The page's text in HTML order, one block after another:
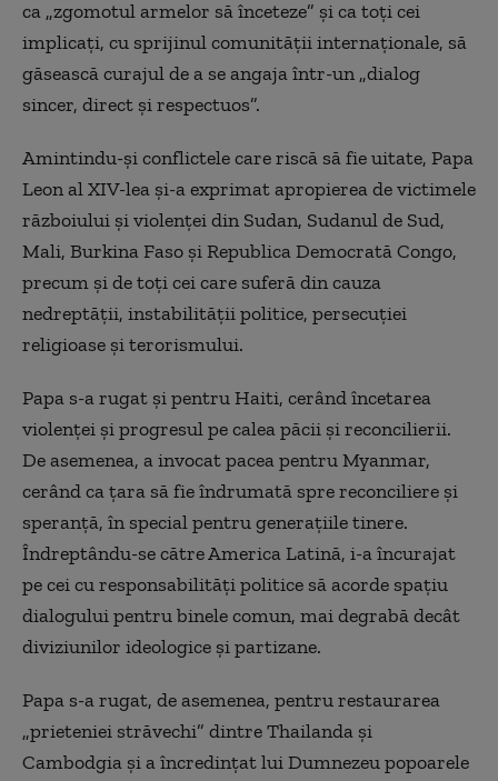
ca „zgomotul armelor să înceteze” și ca toți cei
implicați, cu sprijinul comunității internaționale, să
găsească curajul de a se angaja într-un „dialog
sincer, direct și respectuos”.
Amintindu-și conflictele care riscă să fie uitate, Papa
Leon al XIV-lea și-a exprimat apropierea de victimele
războiului și violenței din Sudan, Sudanul de Sud,
Mali, Burkina Faso și Republica Democrată Congo,
precum și de toți cei care suferă din cauza
nedreptății, instabilității politice, persecuției
religioase și terorismului.
Papa s-a rugat și pentru Haiti, cerând încetarea
violenței și progresul pe calea păcii și reconcilierii.
De asemenea, a invocat pacea pentru Myanmar,
cerând ca țara să fie îndrumată spre reconciliere și
speranță, în special pentru generațiile tinere.
Îndreptându-se către America Latină, i-a încurajat
pe cei cu responsabilități politice să acorde spațiu
dialogului pentru binele comun, mai degrabă decât
diviziunilor ideologice și partizane.
Papa s-a rugat, de asemenea, pentru restaurarea
„prieteniei străvechi” dintre Thailanda și
Cambodgia și a încredințat lui Dumnezeu popoarele